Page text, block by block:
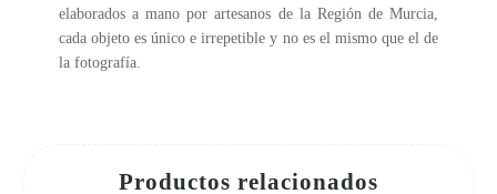
elaborados a mano por artesanos de la Región de Murcia,
cada objeto es único e irrepetible y no es el mismo que el de
la fotografía.
Productos relacionados